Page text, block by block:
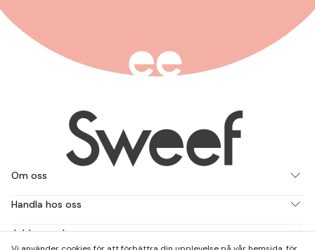
Om oss
Handla hos oss
Jobba med oss